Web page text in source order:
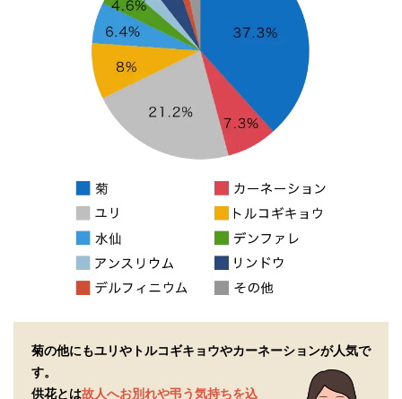
菊の他にもユリやトルコギキョウやカーネーションが人気で
す。
供花とは故人へお別れや弔う気持ちを込